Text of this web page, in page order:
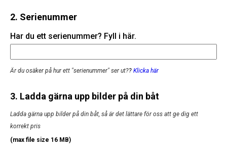
2. Serienummer
Har du ett serienummer? Fyll i här.
Är du osäker på hur ett "serienummer" ser ut?? Klicka här
3. Ladda gärna upp bilder på din båt
Ladda gärna upp bilder på din båt, så är det lättare för oss att ge dig ett
korrekt pris
(max file size 16 MB)